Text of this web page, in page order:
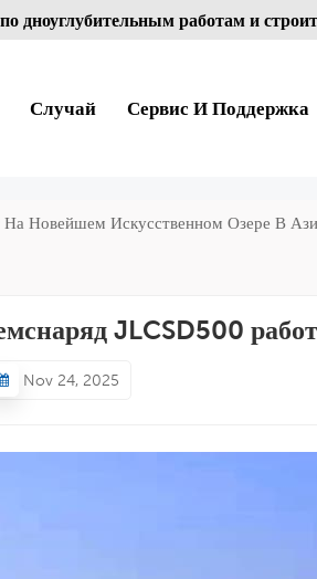
дноуглубительным работам и
Случай Сервис И Поддержка
На Новейшем Искусственном Озере В
JLCSD500
Nov 24, 2025